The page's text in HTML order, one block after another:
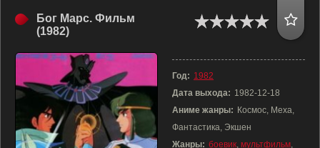
Бог Марс. Фильм
(1982)
Год: 1982
Дата выхода: 1982-12-18
Аниме жанры: Космос, Меха,
Фантастика, Экшен
Жанры: боевик, мультфильм,